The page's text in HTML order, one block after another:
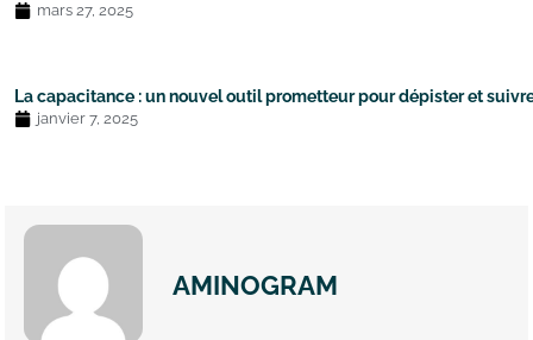
mars 27, 2025
La capacitance : un nouvel outil prometteur pour dépister et
janvier 7, 2025
AMINOGRAM